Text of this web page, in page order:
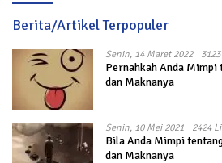
Berita/Artikel Terpopuler
Senin, 14 Maret 2022
Pernahkah Anda
dan Maknanya
Senin, 10 Mei 2021 2424
Bila Anda Mimpi
dan Maknanya